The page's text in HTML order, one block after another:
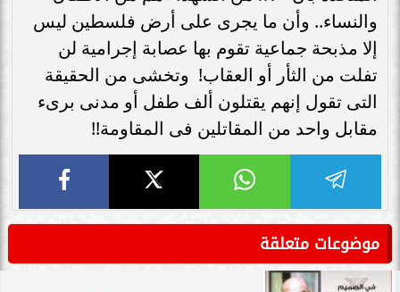
والنساء.. وأن ما يجرى على أرض فلسطين ليس
إلا مذبحة جماعية تقوم بها عصابة إجرامية لن
تفلت من الثأر أو العقاب! وتخشى من الحقيقة
التى تقول إنهم يقتلون ألف طفل أو مدنى برىء
مقابل واحد من المقاتلين فى المقاومة!!
موضوعات متعلقة